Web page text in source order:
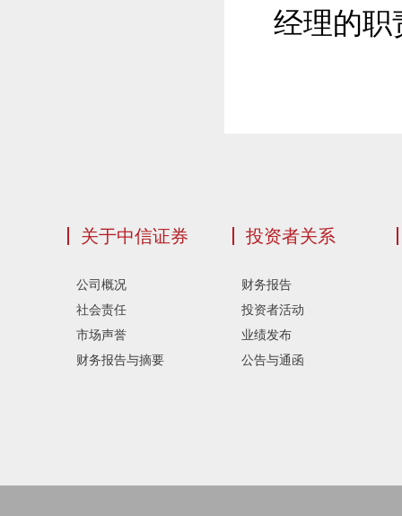
经理的职
关于中信证券
公司概况
社会责任
市场声誉
财务报告与摘要
投资者关系
财务报告
投资者活动
业绩发布
公告与通函